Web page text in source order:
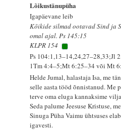
Lõikustänupüha
Igapäevane leib
Kõikide silmad ootavad Sind ja
omal ajal. Ps 145:15
KLPR 154
Ps 104:1,13–14,24,27–28,33;Jl
1Tm 4:4–5;Mt 6:25–34 või Mt
Helde Jumal, halastaja Isa, me
selle aasta tööd õnnistanud. Me
terve oma eluga kannaksime
Seda palume Jeesuse Kristuse,
Sinuga Püha Vaimu ühtsuses
igavesti.